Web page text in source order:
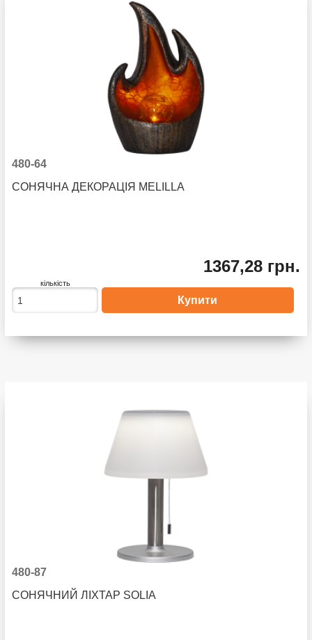
480-64
СОНЯЧНА ДЕКОРАЦІЯ MELILLA
1367,28 грн.
кількість
480-87
СОНЯЧНИЙ ЛІХТАР SOLIA